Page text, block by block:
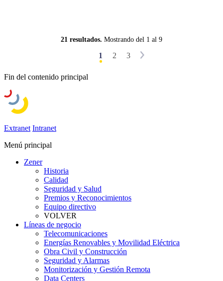
21 resultados. Mostrando del 1 al 9
1 2 3
Fin del contenido principal
Extranet Intranet
Menú principal
Zener
Historia
Calidad
Seguridad y Salud
Premios y Reconocimientos
Equipo directivo
VOLVER
Líneas de negocio
Telecomunicaciones
Energías Renovables y Movilidad Eléctrica
Obra Civil y Construcción
Seguridad y Alarmas
Monitorización y Gestión Remota
Data Centers